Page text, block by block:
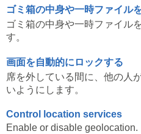
ゴミ箱の中身や一時ファイル
ゴミ箱の中身や一時ファイル
す。
画面を自動的にロックする
席を外している間に、他の人
いようにします。
Control location services
Enable or disable geolocation.